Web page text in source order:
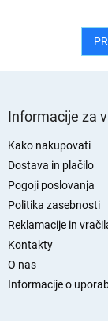
Informacije za
Kako nakupovati
Dostava in plačilo
Pogoji poslovanja
Politika zasebnosti
Reklamacije in
Kontakty
O nas
Informacije o